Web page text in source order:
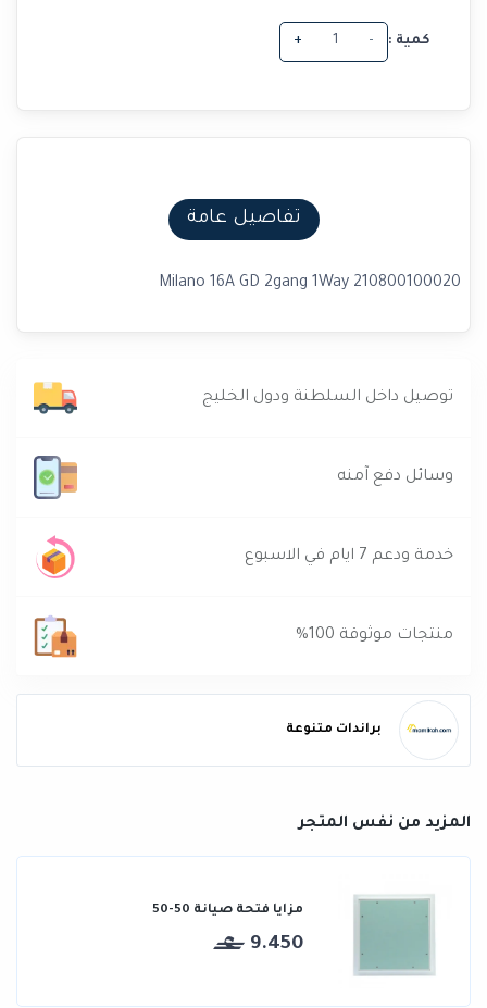
كمية : -
+
تفاصيل عامة
Milano 16A GD 2gang 1Way 210800100020
توصيل داخل السلطنة ودول الخليج
وسائل دفع آمنه
خدمة ودعم 7 ايام في الاسبوع
منتجات موثوقة 100%
براندات متنوعة
المزيد من نفس المتجر
مزايا فتحة صيانة 50-50
9.450